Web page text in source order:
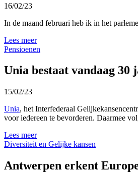
16/02/23
In de maand februari heb ik in het
Lees meer
Pensioenen
Unia bestaat vandaag 30
15/02/23
Unia, het Interfederaal
voor iedereen te bevorderen. Daarmee
Lees meer
Diversiteit en Gelijke kansen
Antwerpen erkent